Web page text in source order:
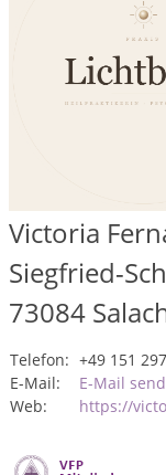
Victoria
Siegfried-
73084
Telefon: +49 151
E-Mail:
E-Mail
Web:
https://